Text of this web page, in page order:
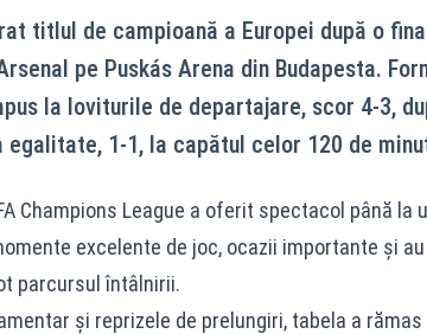
titlul de campioană a Europei după o
pe Puskás Arena din Budapesta.
la loviturile de departajare, scor 4-3,
egalitate, 1-1, la capătul celor 120 de
Champions League a oferit spectacol până la
excelente de joc, ocazii importante și
parcursul întâlnirii.
și reprizele de prelungiri, tabela a